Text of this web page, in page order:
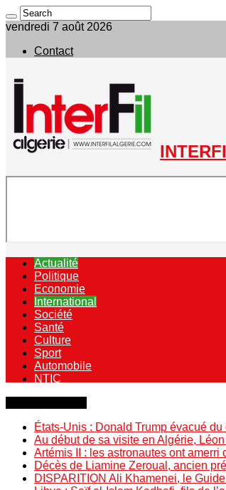
vendredi 7 août 2026
Contact
Actualité
Politique
Economie
International
Société
Santé
Culture
Sport
Automobile
NTIC
États-Unis : Donald Trump évacué
Au début de sa visite en Algérie,
Artémis II : les astronautes ont amerri
Décès de Liamine Zeroual, ancien
DISPARITION Ali Khamenei, le